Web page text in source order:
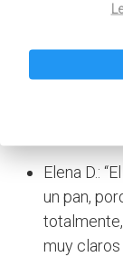
tranquillo.
casi que
Rita G.:
flipando
Elena D.:
un pan,
muy claros